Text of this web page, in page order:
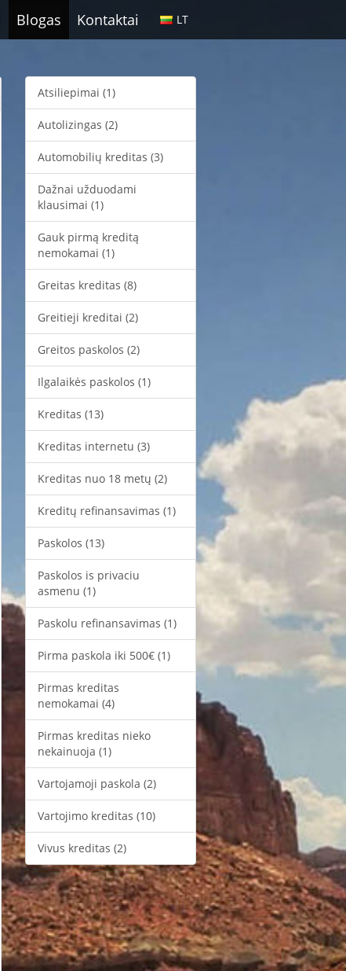
Blogas Kontaktai LT
Atsiliepimai (1)
Autolizingas (2)
Automobilių kreditas (3)
Dažnai užduodami
klausimai (1)
Gauk pirmą kreditą
nemokamai (1)
Greitas kreditas (8)
Greitieji kreditai (2)
Greitos paskolos (2)
Ilgalaikės paskolos (1)
Kreditas (13)
Kreditas internetu (3)
Kreditas nuo 18 metų (2)
Kreditų refinansavimas (1)
Paskolos (13)
Paskolos is privaciu
asmenu (1)
Paskolu refinansavimas (1)
Pirma paskola iki 500€ (1)
Pirmas kreditas
nemokamai (4)
Pirmas kreditas nieko
nekainuoja (1)
Vartojamoji paskola (2)
Vartojimo kreditas (10)
Vivus kreditas (2)